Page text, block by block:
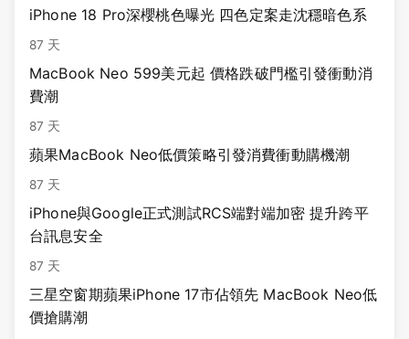
iPhone 18 Pro深櫻桃色曝光 四色定案走沈穩暗色系
87 天
MacBook Neo 599美元起 價格跌破門檻引發衝動消
費潮
87 天
蘋果MacBook Neo低價策略引發消費衝動購機潮
87 天
iPhone與Google正式測試RCS端對端加密 提升跨平
台訊息安全
87 天
三星空窗期蘋果iPhone 17市佔領先 MacBook Neo低
價搶購潮